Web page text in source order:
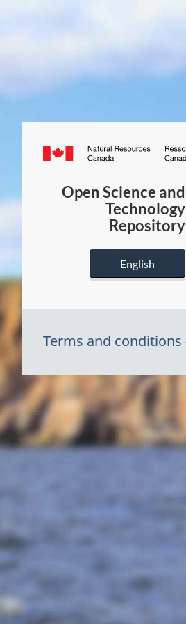
Canada.ca
Open Science and
Technology
Repository
English
Terms and conditions